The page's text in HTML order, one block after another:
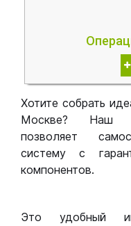
Хотите собрать
Москве?
позволяет
систему с
компонентов.
Это удобный